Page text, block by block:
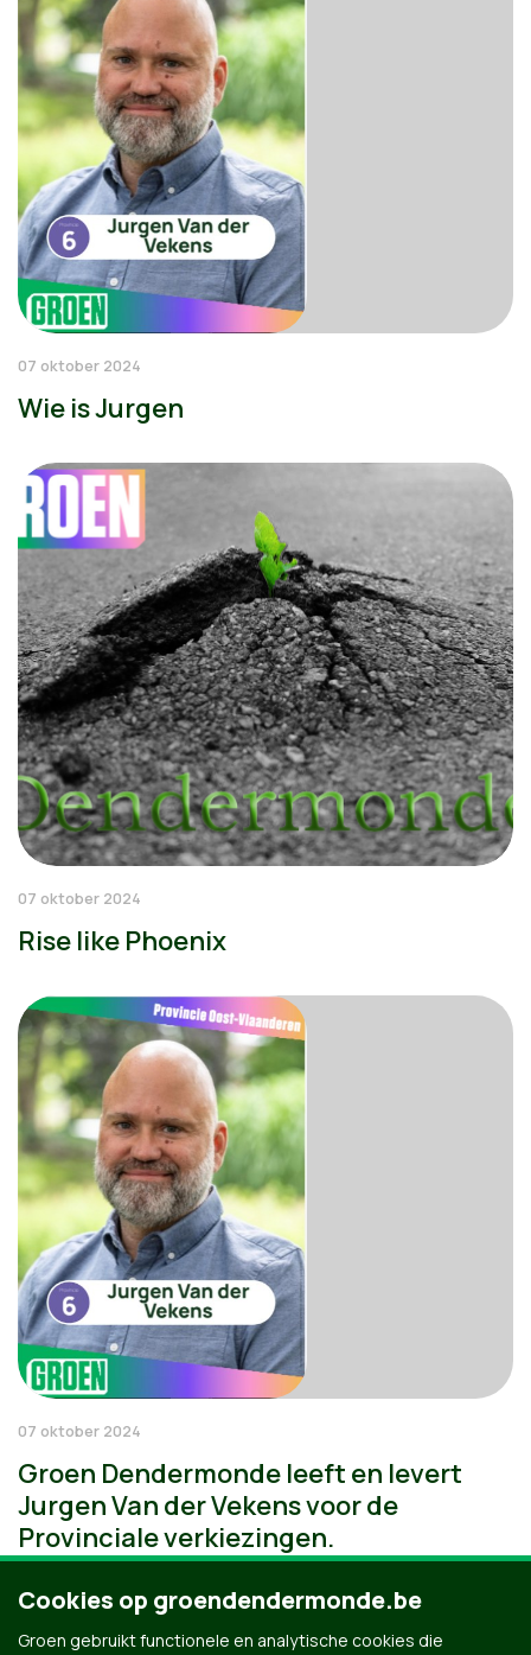
07 oktober 2024
Wie is Jurgen
07 oktober 2024
Rise like Phoenix
07 oktober 2024
Groen Dendermonde leeft en levert
Jurgen Van der Vekens voor de
Provinciale verkiezingen.
Cookies op groendendermonde.be
Groen gebruikt functionele en analytische cookies die